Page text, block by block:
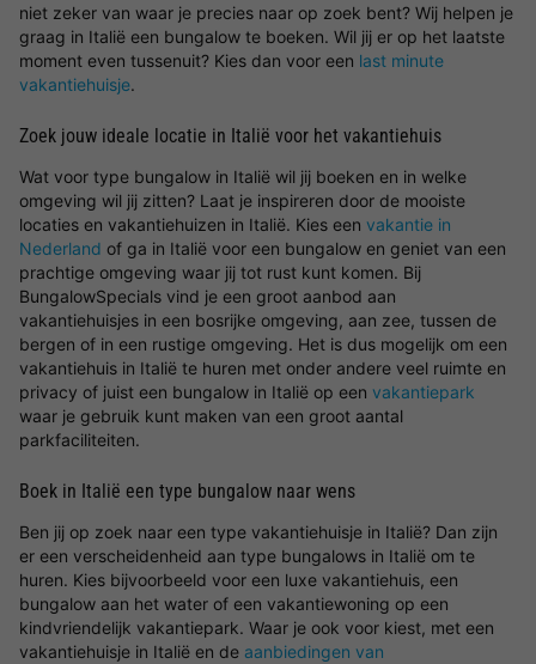
niet zeker van waar je precies naar op zoek bent? Wij helpen je
graag in Italië een bungalow te boeken. Wil jij er op het laatste
moment even tussenuit? Kies dan voor een last minute
vakantiehuisje.
Zoek jouw ideale locatie in Italië voor het vakantiehuis
Wat voor type bungalow in Italië wil jij boeken en in welke
omgeving wil jij zitten? Laat je inspireren door de mooiste
locaties en vakantiehuizen in Italië. Kies een vakantie in
Nederland of ga in Italië voor een bungalow en geniet van een
prachtige omgeving waar jij tot rust kunt komen. Bij
BungalowSpecials vind je een groot aanbod aan
vakantiehuisjes in een bosrijke omgeving, aan zee, tussen de
bergen of in een rustige omgeving. Het is dus mogelijk om een
vakantiehuis in Italië te huren met onder andere veel ruimte en
privacy of juist een bungalow in Italië op een vakantiepark
waar je gebruik kunt maken van een groot aantal
parkfaciliteiten.
Boek in Italië een type bungalow naar wens
Ben jij op zoek naar een type vakantiehuisje in Italië? Dan zijn
er een verscheidenheid aan type bungalows in Italië om te
huren. Kies bijvoorbeeld voor een luxe vakantiehuis, een
bungalow aan het water of een vakantiewoning op een
kindvriendelijk vakantiepark. Waar je ook voor kiest, met een
vakantiehuisje in Italië en de aanbiedingen van